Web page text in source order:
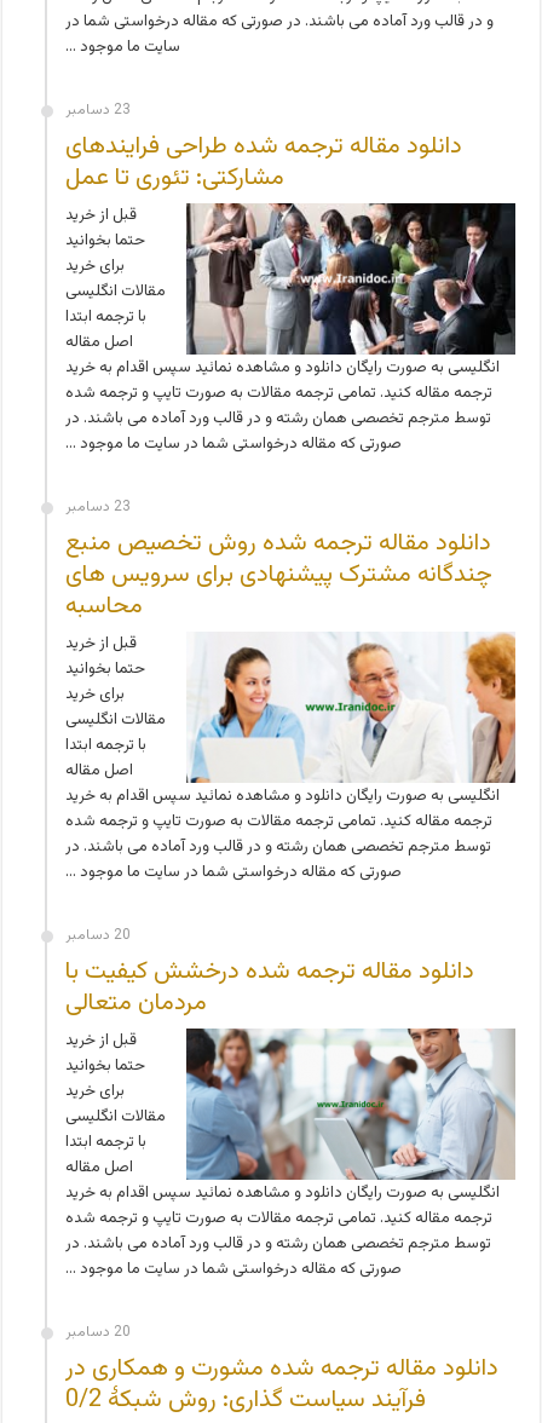
و در قالب ورد آماده می باشند. در صورتی که مقاله درخواستی شما در
سایت ما موجود …
23 دسامبر
دانلود مقاله ترجمه شده طراحی فرایندهای
مشارکتی: تئوری تا عمل
قبل از خرید
حتما بخوانید
برای خرید
مقالات انگلیسی
با ترجمه ابتدا
اصل مقاله
انگلیسی به صورت رایگان دانلود و مشاهده نمائید سپس اقدام به خرید
ترجمه مقاله کنید. تمامی ترجمه مقالات به صورت تایپ و ترجمه شده
توسط مترجم تخصصی همان رشته و در قالب ورد آماده می باشند. در
صورتی که مقاله درخواستی شما در سایت ما موجود …
23 دسامبر
دانلود مقاله ترجمه شده روش تخصیص منبع
چندگانه مشترک پیشنهادی برای سرویس های
محاسبه
قبل از خرید
حتما بخوانید
برای خرید
مقالات انگلیسی
با ترجمه ابتدا
اصل مقاله
انگلیسی به صورت رایگان دانلود و مشاهده نمائید سپس اقدام به خرید
ترجمه مقاله کنید. تمامی ترجمه مقالات به صورت تایپ و ترجمه شده
توسط مترجم تخصصی همان رشته و در قالب ورد آماده می باشند. در
صورتی که مقاله درخواستی شما در سایت ما موجود …
20 دسامبر
دانلود مقاله ترجمه شده درخشش کیفیت با
مردمان متعالی
قبل از خرید
حتما بخوانید
برای خرید
مقالات انگلیسی
با ترجمه ابتدا
اصل مقاله
انگلیسی به صورت رایگان دانلود و مشاهده نمائید سپس اقدام به خرید
ترجمه مقاله کنید. تمامی ترجمه مقالات به صورت تایپ و ترجمه شده
توسط مترجم تخصصی همان رشته و در قالب ورد آماده می باشند. در
صورتی که مقاله درخواستی شما در سایت ما موجود …
20 دسامبر
دانلود مقاله ترجمه شده مشورت و همکاری در
فرآیند سیاست گذاری: روش شبکۀ 0/2